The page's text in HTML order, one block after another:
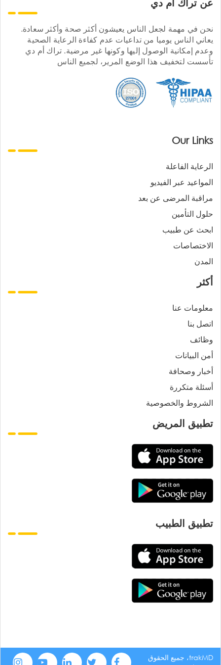
عن تراك ام دي
نحن في مهمة لجعل الناس يعيشون أكثر صحة وأكثر سعادة.
يعاني الناس يوميا من تداعيات عدم كفاءة الرعاية الصحية
وعدم إمكانية الوصول إليها وكونها غير مرضية. تراك أم دي
تأسست لتخفيف هذا الوضع المرير، لجميع الناس
Our Links
الرعاية الفاعلة
المواعيد عبر الفيديو
مراقبة المرضى عن بعد
حلول التأمين
ابحث عن طبيب
الاختصاصات
المدن
أكثر
معلومات عنا
اتصل بنا
وظائف
أمن البيانات
أخبار وصحافة
أسئلة متكررة
الشروط والخصوصية
تطبيق المريض
تطبيق الطبيب
trakMD، جميع الحقوق